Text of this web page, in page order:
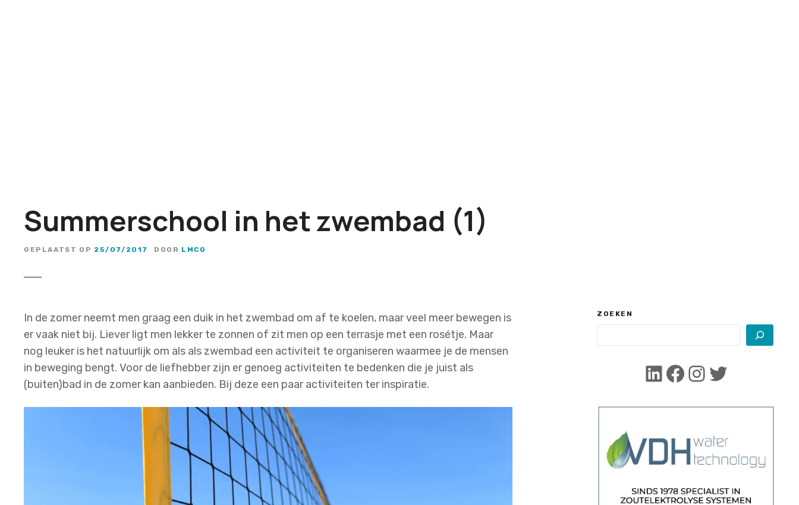
Summerschool in het zwembad (1)
GEPLAATST OP 25/07/2017 DOOR LMCG
In de zomer neemt men graag een duik in het zwembad om af te koelen, maar veel meer bewegen is
er vaak niet bij. Liever ligt men lekker te zonnen of zit men op een terrasje met een rosétje. Maar
nog leuker is het natuurlijk om als als zwembad een activiteit te organiseren waarmee je de mensen
in beweging bengt. Voor de liefhebber zijn er genoeg activiteiten te bedenken die je juist als
(buiten)bad in de zomer kan aanbieden. Bij deze een paar activiteiten ter inspiratie.
ZOEKEN
LinkedIn Facebook Instagram Twitter